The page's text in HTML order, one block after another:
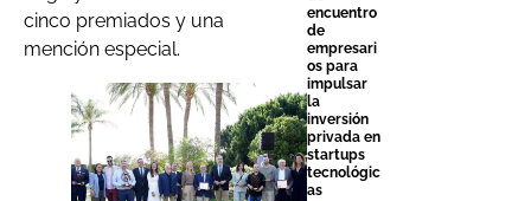
cinco premiados y una
mención especial.
encuentro
de
empresari
os para
impulsar
la
inversión
privada en
startups
tecnológic
as